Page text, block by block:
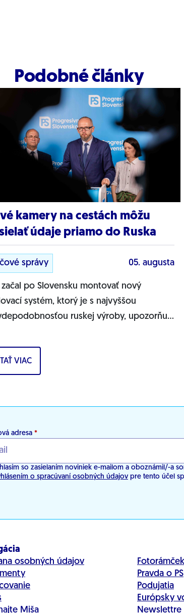
Podobné články
kamery na cestách môžu
údaje priamo do Ruska
správy 05. augusta
začal po Slovensku montovať nový
systém, ktorý je s najvyššou
ruskej výroby, upozorňuje
nové...
VIAC
adresa *
so zasielaním noviniek e-mailom a oboznámil/-a
o spracúvaní osobných údajov pre tento účel
osobných údajov
Miša
Pravda o PS
Podujatia
Európsky
Newslettre